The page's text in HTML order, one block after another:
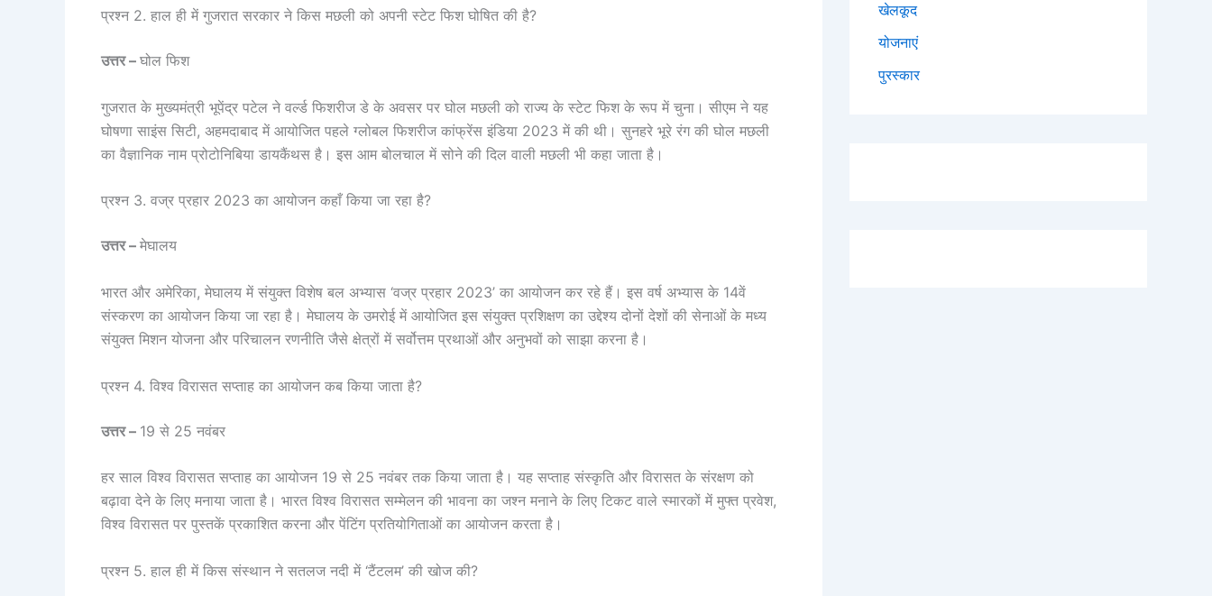
प्रश्न 2. हाल ही में गुजरात सरकार ने किस मछली को अपनी स्टेट फिश घोषित की है?
उत्तर – घोल फिश
गुजरात के मुख्यमंत्री भूपेंद्र पटेल ने वर्ल्ड फिशरीज डे के अवसर पर घोल मछली को राज्य के स्टेट फिश के रूप में चुना। सीएम ने यह
घोषणा साइंस सिटी, अहमदाबाद में आयोजित पहले ग्लोबल फिशरीज कांफ्रेंस इंडिया 2023 में की थी। सुनहरे भूरे रंग की घोल मछली
का वैज्ञानिक नाम प्रोटोनिबिया डायकैंथस है। इस आम बोलचाल में सोने की दिल वाली मछली भी कहा जाता है।
प्रश्न 3. वज्र प्रहार 2023 का आयोजन कहाँ किया जा रहा है?
उत्तर – मेघालय
भारत और अमेरिका, मेघालय में संयुक्त विशेष बल अभ्यास ‘वज्र प्रहार 2023’ का आयोजन कर रहे हैं। इस वर्ष अभ्यास के 14वें
संस्करण का आयोजन किया जा रहा है। मेघालय के उमरोई में आयोजित इस संयुक्त प्रशिक्षण का उद्देश्य दोनों देशों की सेनाओं के मध्य
संयुक्त मिशन योजना और परिचालन रणनीति जैसे क्षेत्रों में सर्वोत्तम प्रथाओं और अनुभवों को साझा करना है।
प्रश्न 4. विश्व विरासत सप्ताह का आयोजन कब किया जाता है?
उत्तर – 19 से 25 नवंबर
हर साल विश्व विरासत सप्ताह का आयोजन 19 से 25 नवंबर तक किया जाता है। यह सप्ताह संस्कृति और विरासत के संरक्षण को
बढ़ावा देने के लिए मनाया जाता है। भारत विश्व विरासत सम्मेलन की भावना का जश्न मनाने के लिए टिकट वाले स्मारकों में मुफ्त प्रवेश,
विश्व विरासत पर पुस्तकें प्रकाशित करना और पेंटिंग प्रतियोगिताओं का आयोजन करता है।
प्रश्न 5. हाल ही में किस संस्थान ने सतलज नदी में ‘टैंटलम’ की खोज की?
खेलकूद
योजनाएं
पुरस्कार